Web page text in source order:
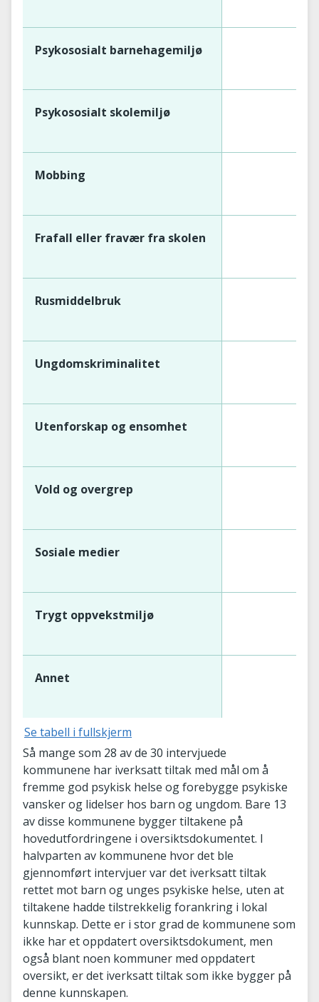
Psykososialt barnehagemiljø
Psykososialt skolemiljø
Mobbing
Frafall eller fravær fra skolen
Rusmiddelbruk
Ungdomskriminalitet
Utenforskap og ensomhet
Vold og overgrep
Sosiale medier
Trygt oppvekstmiljø
Annet
Se tabell i fullskjerm
Så mange som 28 av de 30 intervjuede
kommunene har iverksatt tiltak med mål om å
fremme god psykisk helse og forebygge psykiske
vansker og lidelser hos barn og ungdom. Bare 13
av disse kommunene bygger tiltakene på
hovedutfordringene i oversiktsdokumentet. I
halvparten av kommunene hvor det ble
gjennomført intervjuer var det iverksatt tiltak
rettet mot barn og unges psykiske helse, uten at
tiltakene hadde tilstrekkelig forankring i lokal
kunnskap. Dette er i stor grad de kommunene som
ikke har et oppdatert oversiktsdokument, men
også blant noen kommuner med oppdatert
oversikt, er det iverksatt tiltak som ikke bygger på
denne kunnskapen.